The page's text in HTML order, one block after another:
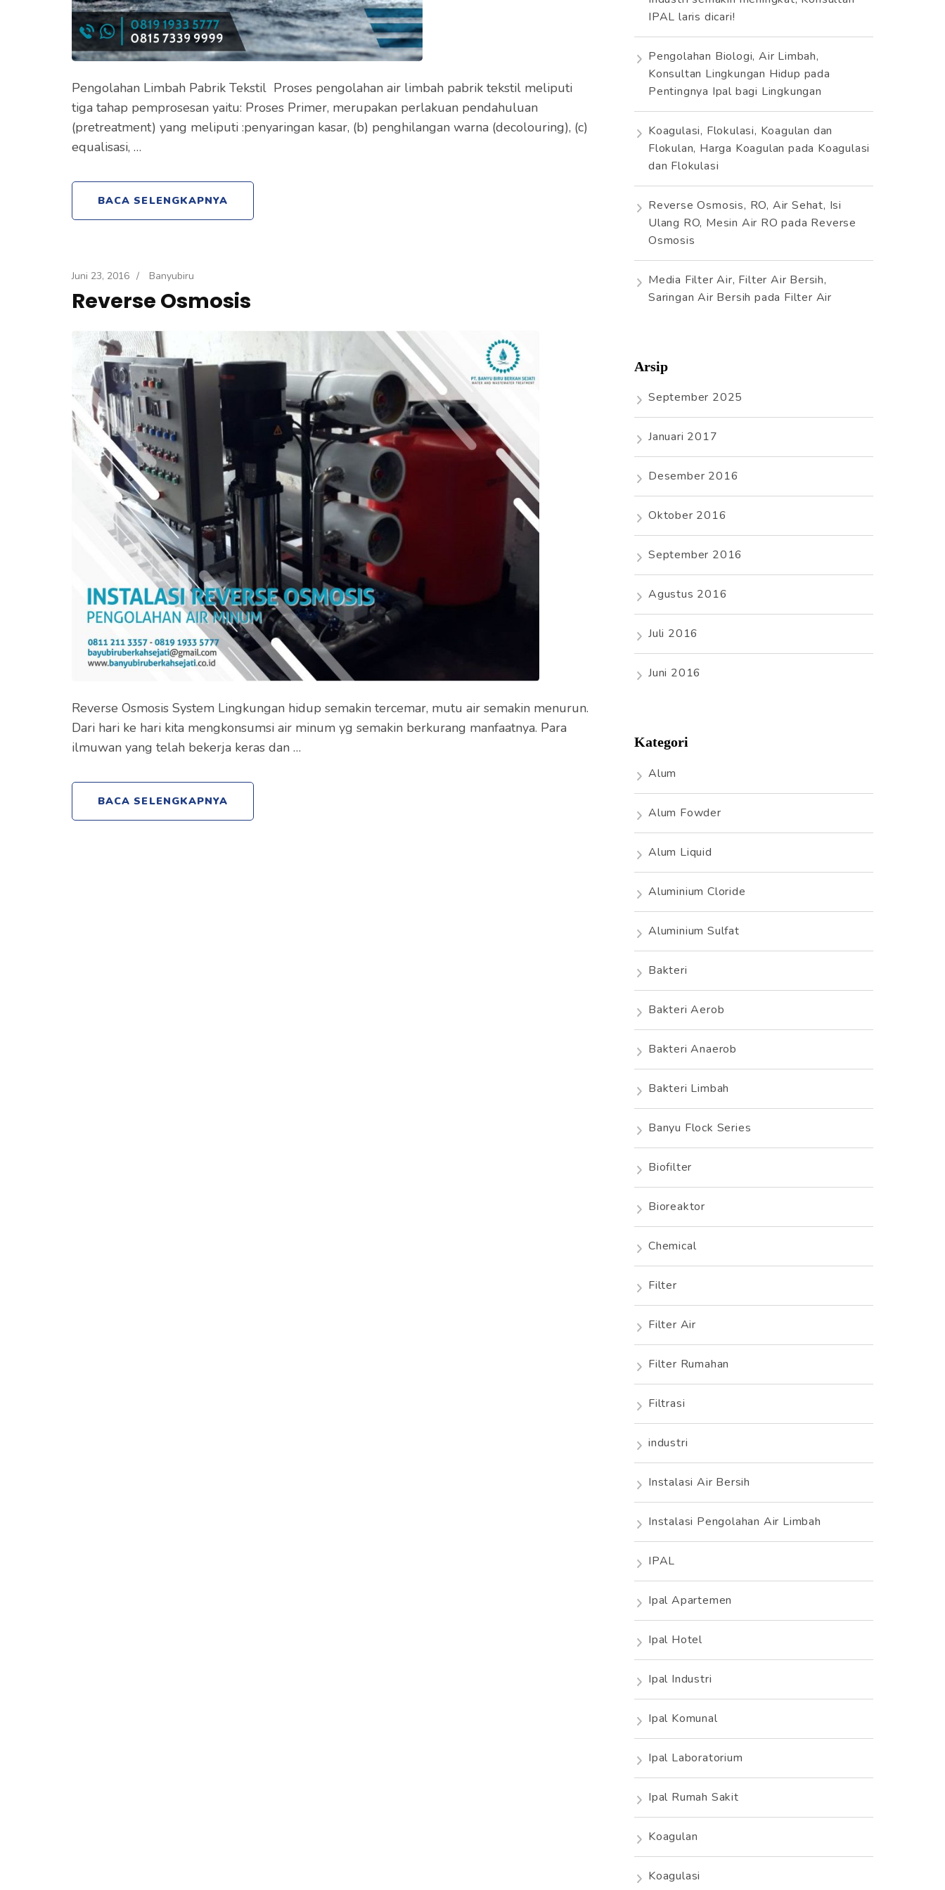
Pengolahan Limbah Pabrik Tekstil Proses pengolahan air limbah pabrik tekstil meliputi
tiga tahap pemprosesan yaitu: Proses Primer, merupakan perlakuan pendahuluan
(pretreatment) yang meliputi :penyaringan kasar, (b) penghilangan warna (decolouring), (c)
equalisasi, …
BACA SELENGKAPNYA
Juni 23, 2016 / Banyubiru
Reverse Osmosis
Reverse Osmosis System Lingkungan hidup semakin tercemar, mutu air semakin menurun.
Dari hari ke hari kita mengkonsumsi air minum yg semakin berkurang manfaatnya. Para
ilmuwan yang telah bekerja keras dan …
BACA SELENGKAPNYA
IPAL laris dicari!
Pengolahan Biologi, Air Limbah,
Konsultan Lingkungan Hidup pada
Pentingnya Ipal bagi Lingkungan
Koagulasi, Flokulasi, Koagulan dan
Flokulan, Harga Koagulan pada Koagulasi
dan Flokulasi
Reverse Osmosis, RO, Air Sehat, Isi
Ulang RO, Mesin Air RO pada Reverse
Osmosis
Media Filter Air, Filter Air Bersih,
Saringan Air Bersih pada Filter Air
Arsip
September 2025
Januari 2017
Desember 2016
Oktober 2016
September 2016
Agustus 2016
Juli 2016
Juni 2016
Kategori
Alum
Alum Fowder
Alum Liquid
Aluminium Cloride
Aluminium Sulfat
Bakteri
Bakteri Aerob
Bakteri Anaerob
Bakteri Limbah
Banyu Flock Series
Biofilter
Bioreaktor
Chemical
Filter
Filter Air
Filter Rumahan
Filtrasi
industri
Instalasi Air Bersih
Instalasi Pengolahan Air Limbah
IPAL
Ipal Apartemen
Ipal Hotel
Ipal Industri
Ipal Komunal
Ipal Laboratorium
Ipal Rumah Sakit
Koagulan
Koagulasi